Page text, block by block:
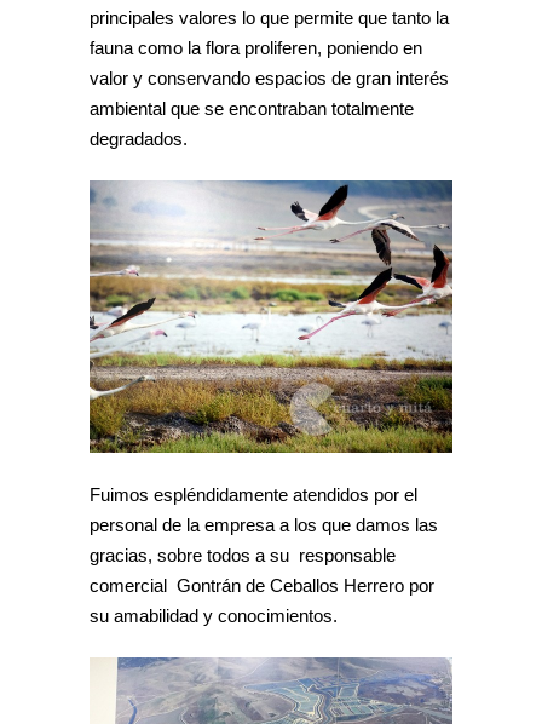
principales valores lo que permite que tanto la
fauna como la flora proliferen, poniendo en
valor y conservando espacios de gran interés
ambiental que se encontraban totalmente
degradados.
Fuimos espléndidamente atendidos por el
personal de la empresa a los que damos las
gracias, sobre todos a su responsable
comercial Gontrán de Ceballos Herrero por
su amabilidad y conocimientos.